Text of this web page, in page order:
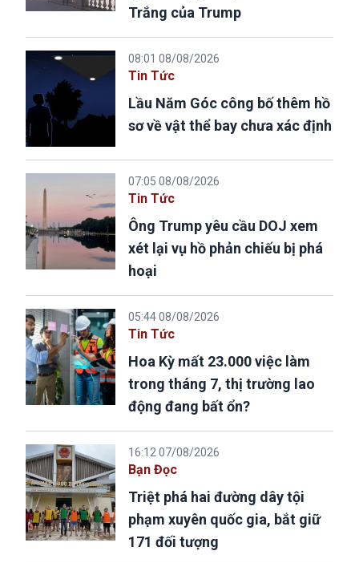
Trắng của Trump
08:01 08/08/2026
Tin Tức
Lầu Năm Góc công bố thêm hồ
sơ về vật thể bay chưa xác định
07:05 08/08/2026
Tin Tức
Ông Trump yêu cầu DOJ xem
xét lại vụ hồ phản chiếu bị phá
hoại
05:44 08/08/2026
Tin Tức
Hoa Kỳ mất 23.000 việc làm
trong tháng 7, thị trường lao
động đang bất ổn?
16:12 07/08/2026
Bạn Đọc
Triệt phá hai đường dây tội
phạm xuyên quốc gia, bắt giữ
171 đối tượng